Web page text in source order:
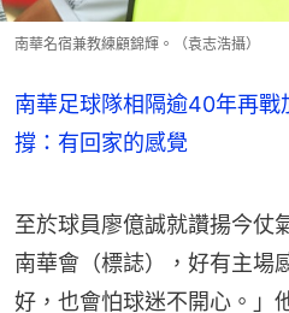
南華名宿兼教練顧錦輝。（袁志浩攝）
南華足球隊相隔逾40年再
撐：有回家的感覺
至於球員廖億誠就讚揚今仗
南華會（標誌），好有主場
好，也會怕球迷不開心。」